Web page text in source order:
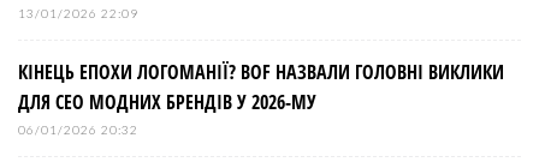
13/01/2026 22:09
КІНЕЦЬ ЕПОХИ ЛОГОМАНІЇ? BOF НАЗВАЛИ ГОЛОВНІ ВИКЛИКИ
ДЛЯ СЕО МОДНИХ БРЕНДІВ У 2026-МУ
06/01/2026 20:32